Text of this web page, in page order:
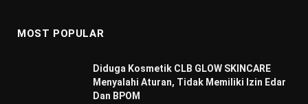
MOST POPULAR
Diduga Kosmetik CLB GLOW SKINCARE
Menyalahi Aturan, Tidak Memiliki Izin Edar
Dan BPOM